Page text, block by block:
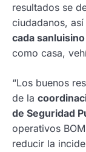
resultados se
ciudadanos,
cada
como casa,
“Los buenos
de la
de Seguridad
operativos
reducir la